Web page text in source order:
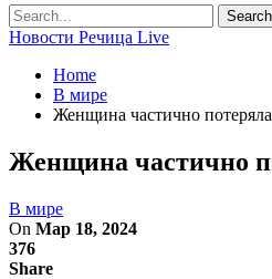
Новости Речица Live
Home
В мире
Женщина частично
Женщина частично
В мире
On Мар 18, 2024
376
Share